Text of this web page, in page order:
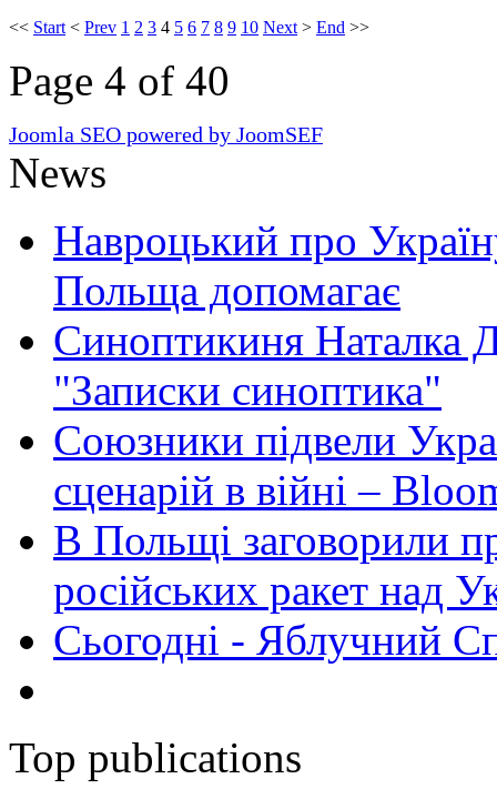
<< Start < Prev 1 2 3 4 5 6 7 8 9 10 Next > End >>
Page 4 of 40
Joomla SEO powered by JoomSEF
News
Навроцький про
Польща допомагає
Синоптикиня Наталка
"Записки синоптика"
Союзники підвели
сценарій в війні –
В Польщі заговорили
російських ракет над
Сьогодні - Яблучний
Top publications